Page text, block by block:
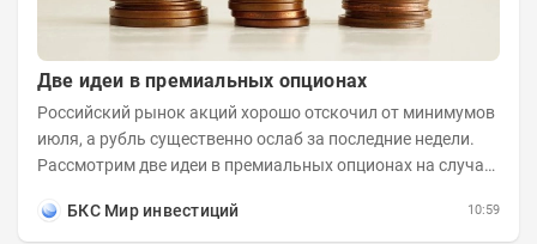
Две идеи в премиальных опционах
Российский рынок акций хорошо отскочил от минимумов
июля, а рубль существенно ослаб за последние недели.
Рассмотрим две идеи в премиальных опционах на случай
БКС Мир инвестиций
10:59